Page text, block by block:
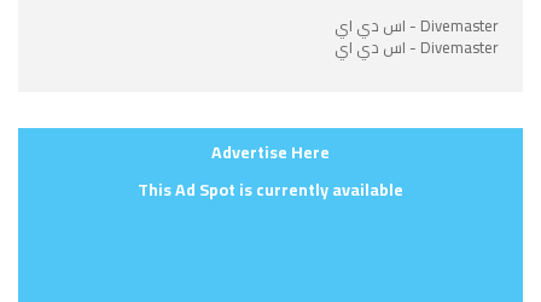
Divemaster - اس دي اي
Divemaster - اس دي اي
Advertise Here
This Ad Spot is currently available